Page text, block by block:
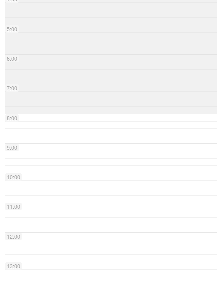
5:00
6:00
7:00
8:00
9:00
10:00
11:00
12:00
13:00